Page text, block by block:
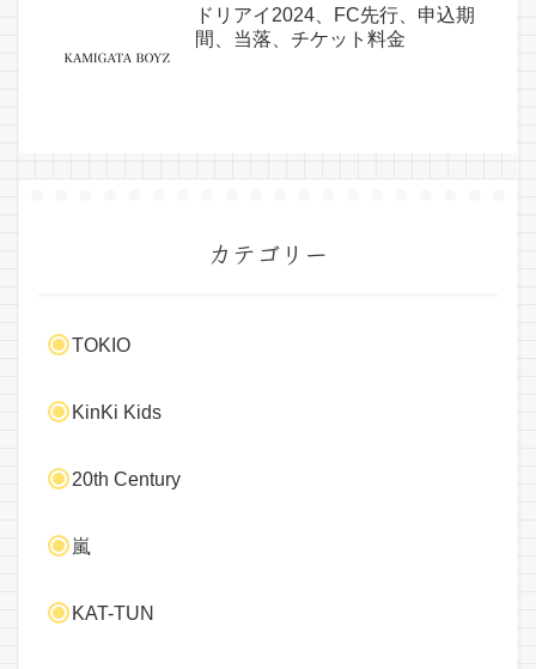
ドリアイ2024、FC先行、申込期
間、当落、チケット料金
カテゴリー
TOKIO
KinKi Kids
20th Century
嵐
KAT-TUN